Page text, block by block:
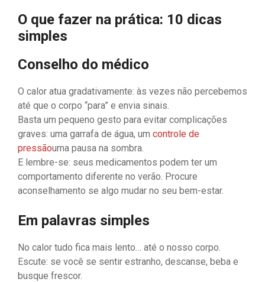
O que fazer na prática: 10 dicas
simples
Conselho do médico
O calor atua gradativamente: às vezes não percebemos
até que o corpo “para” e envia sinais.
Basta um pequeno gesto para evitar complicações
graves: uma garrafa de água, um controle de
pressãouma pausa na sombra.
E lembre-se: seus medicamentos podem ter um
comportamento diferente no verão. Procure
aconselhamento se algo mudar no seu bem-estar.
Em palavras simples
No calor tudo fica mais lento… até o nosso corpo.
Escute: se você se sentir estranho, descanse, beba e
busque frescor.